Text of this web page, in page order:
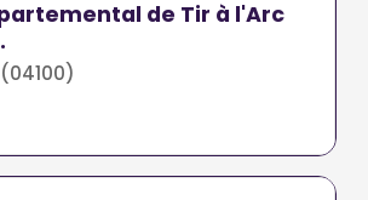
de Tir à l'Arc